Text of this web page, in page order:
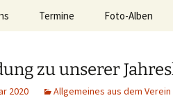
1894
Tischtennis
Termine Foto-Alben
zu unserer
2020 Allgemeines aus dem Verein